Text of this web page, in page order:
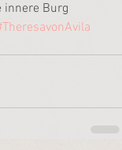
innere Burg